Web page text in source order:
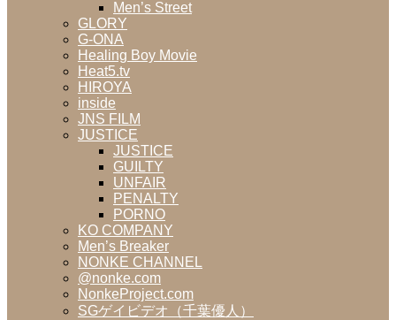
Men’s Street
GLORY
G-ONA
Healing Boy Movie
Heat5.tv
HIROYA
inside
JNS FILM
JUSTICE
JUSTICE
GUILTY
UNFAIR
PENALTY
PORNO
KO COMPANY
Men’s Breaker
NONKE CHANNEL
@nonke.com
NonkeProject.com
SGゲイビデオ（千葉優人）